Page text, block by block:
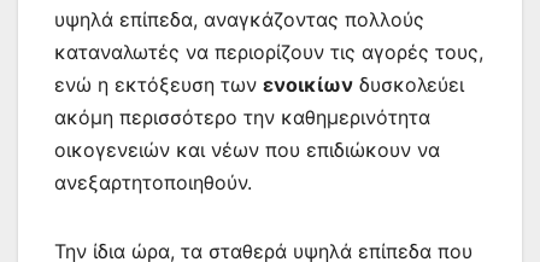
υψηλά επίπεδα, αναγκάζοντας πολλούς
καταναλωτές να περιορίζουν τις αγορές τους,
ενώ η εκτόξευση των ενοικίων δυσκολεύει
ακόμη περισσότερο την καθημερινότητα
οικογενειών και νέων που επιδιώκουν να
ανεξαρτητοποιηθούν.
Την ίδια ώρα, τα σταθερά υψηλά επίπεδα που